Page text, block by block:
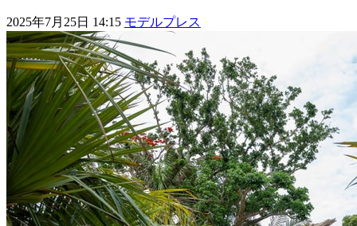
2025年7月25日 14:15 モデルプレス